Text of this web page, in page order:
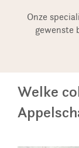
Onze
gewenste
Welke